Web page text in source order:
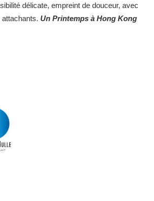
délicate, empreint de douceur, avec
Un Printemps à Hong Kong